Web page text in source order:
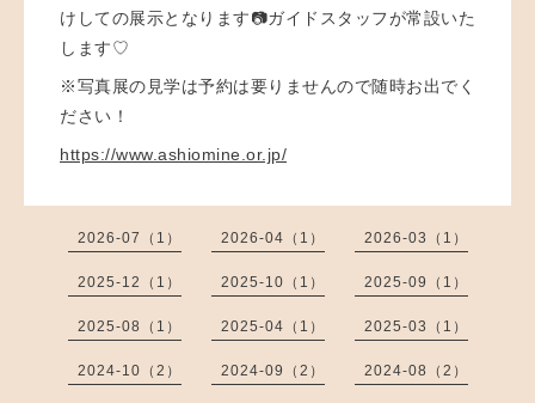
けしての展示となります📷ガイドスタッフが常設いた
します♡
※写真展の見学は予約は要りませんので随時お出でく
ださい！
https://www.ashiomine.or.jp/
2026-07（1） 2026-04（1） 2026-03（1）
2025-12（1） 2025-10（1） 2025-09（1）
2025-08（1） 2025-04（1） 2025-03（1）
2024-10（2） 2024-09（2） 2024-08（2）